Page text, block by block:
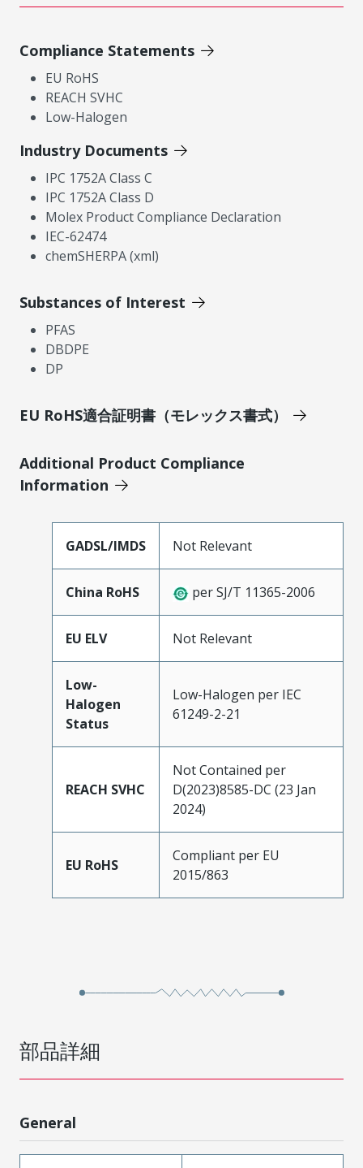
Compliance Statements
EU RoHS
REACH SVHC
Low-Halogen
Industry Documents
IPC 1752A Class C
IPC 1752A Class D
Molex Product Compliance Declaration
IEC-62474
chemSHERPA (xml)
Substances of Interest
PFAS
DBDPE
DP
EU RoHS適合証明書（モレックス書式）
Additional Product Compliance
Information
GADSL/IMDS Not Relevant
China RoHS per SJ/T 11365-2006
EU ELV Not Relevant
Low-
Halogen
Status
Low-Halogen per IEC
61249-2-21
REACH SVHC
Not Contained per
D(2023)8585-DC (23 Jan
2024)
EU RoHS
Compliant per EU
2015/863
部品詳細
General